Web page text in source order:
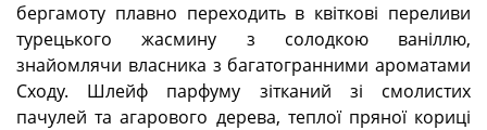
бергамоту плавно переходить в квіткові переливи
турецького жасмину з солодкою ваніллю,
знайомлячи власника з багатогранними ароматами
Сходу. Шлейф парфуму зітканий зі смолистих
пачулей та агарового дерева, теплої пряної кориці